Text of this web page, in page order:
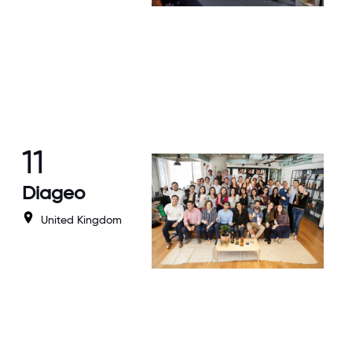
11
Diageo
United Kingdom